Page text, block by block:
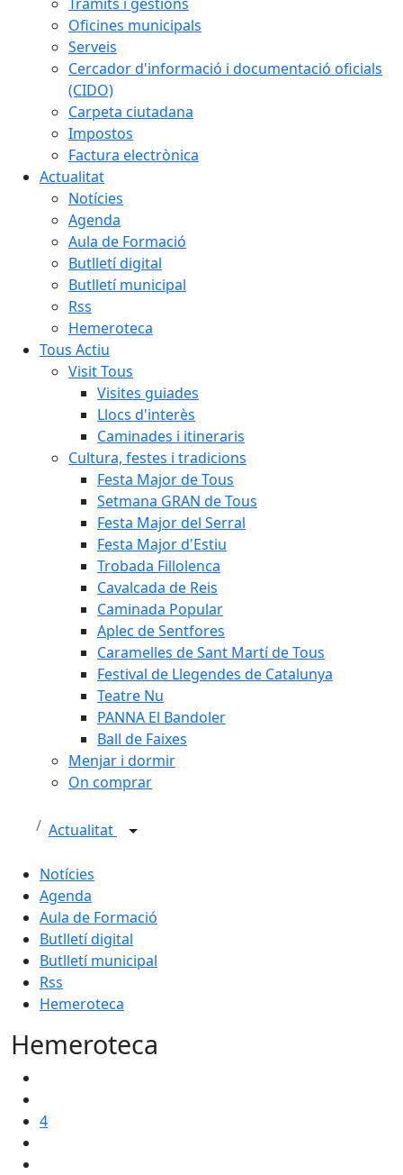
Oficines municipals
Serveis
Cercador d'informació i documentació oficials
(CIDO)
Carpeta ciutadana
Impostos
Factura electrònica
Actualitat
Notícies
Agenda
Aula de Formació
Butlletí digital
Butlletí municipal
Rss
Hemeroteca
Tous Actiu
Visit Tous
Visites guiades
Llocs d'interès
Caminades i itineraris
Cultura, festes i tradicions
Festa Major de Tous
Setmana GRAN de Tous
Festa Major del Serral
Festa Major d'Estiu
Trobada Fillolenca
Cavalcada de Reis
Caminada Popular
Aplec de Sentfores
Caramelles de Sant Martí de Tous
Festival de Llegendes de Catalunya
Teatre Nu
PANNA El Bandoler
Ball de Faixes
Menjar i dormir
On comprar
Actualitat
Notícies
Agenda
Aula de Formació
Butlletí digital
Butlletí municipal
Rss
Hemeroteca
Hemeroteca
4